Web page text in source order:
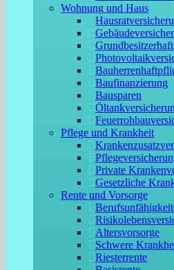
Wohnung und Haus
Baufinanzierung
Bausparen
Pflege und Krankheit
Private
Gesetzliche
Rente und Vorsorge
Altersvorsorge
Schwere
Riesterrente